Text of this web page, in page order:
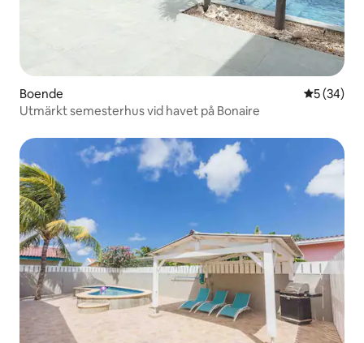
Boende 5 av 5 i
5 (34)
Utmärkt semesterhus vid havet på Bonaire